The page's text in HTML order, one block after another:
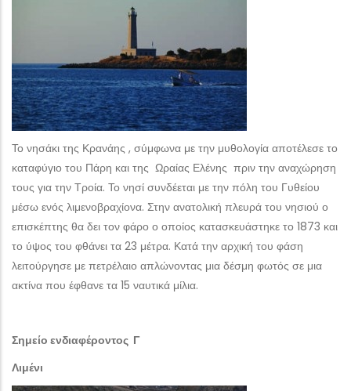
Το νησάκι της Κρανάης , σύμφωνα με την μυθολογία αποτέλεσε το
καταφύγιο του Πάρη και της Ωραίας Ελένης πριν την αναχώρηση
τους για την Τροία. Το νησί συνδέεται με την πόλη του Γυθείου
μέσω ενός λιμενοβραχίονα. Στην ανατολική πλευρά του νησιού ο
επισκέπτης θα δει τον φάρο ο οποίος κατασκευάστηκε το 1873 και
το ύψος του φθάνει τα 23 μέτρα. Κατά την αρχική του φάση
λειτούργησε με πετρέλαιο απλώνοντας μια δέσμη φωτός σε μια
ακτίνα που έφθανε τα 15 ναυτικά μίλια.
Σημείο ενδιαφέροντος Γ
Λιμένι